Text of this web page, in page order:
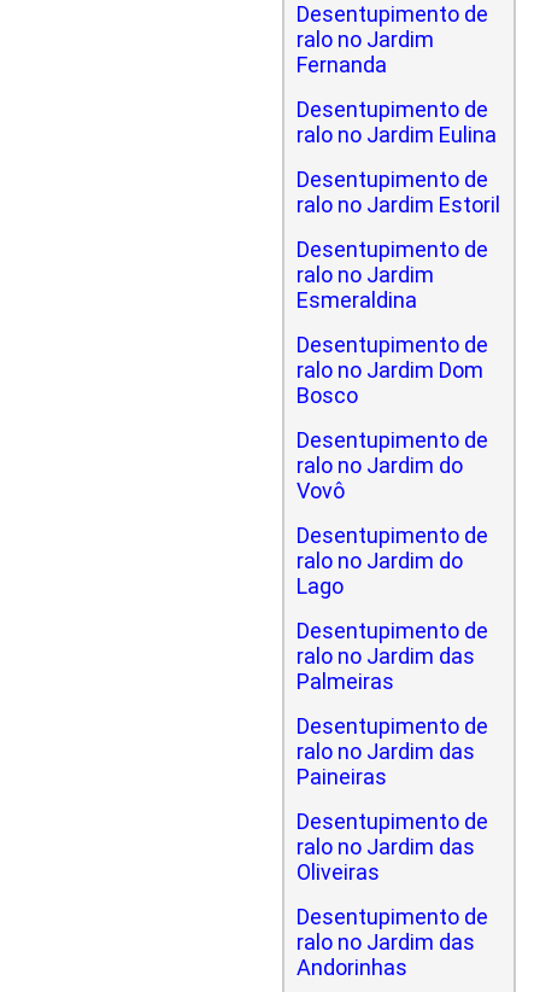
Desentupimento de
ralo no Jardim
Fernanda
Desentupimento de
ralo no Jardim Eulina
Desentupimento de
ralo no Jardim Estoril
Desentupimento de
ralo no Jardim
Esmeraldina
Desentupimento de
ralo no Jardim Dom
Bosco
Desentupimento de
ralo no Jardim do
Vovô
Desentupimento de
ralo no Jardim do
Lago
Desentupimento de
ralo no Jardim das
Palmeiras
Desentupimento de
ralo no Jardim das
Paineiras
Desentupimento de
ralo no Jardim das
Oliveiras
Desentupimento de
ralo no Jardim das
Andorinhas